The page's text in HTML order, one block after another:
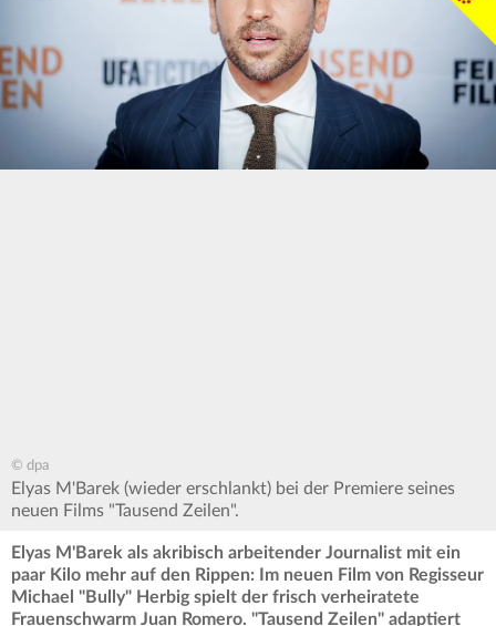
© dpa
Elyas M'Barek (wieder erschlankt) bei der Premiere seines
neuen Films "Tausend Zeilen".
Elyas M'Barek als akribisch arbeitender Journalist mit ein
paar Kilo mehr auf den Rippen: Im neuen Film von Regisseur
Michael "Bully" Herbig spielt der frisch verheiratete
Frauenschwarm Juan Romero. "Tausend Zeilen" adaptiert